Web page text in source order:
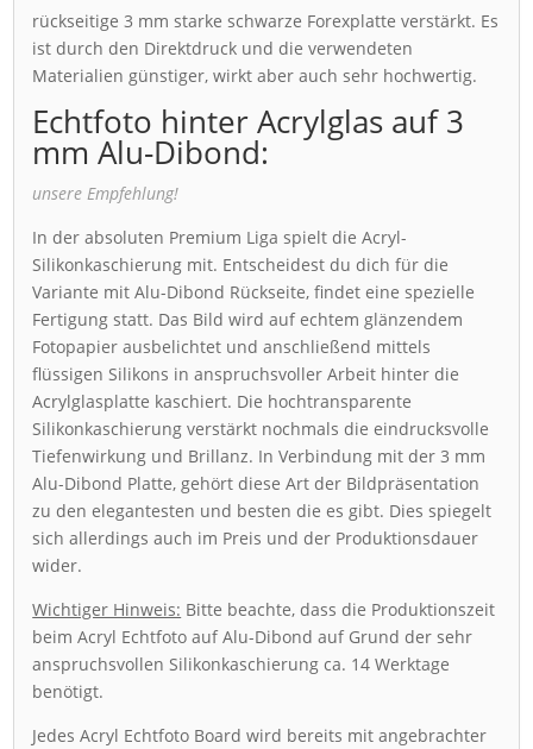
rückseitige 3 mm starke schwarze Forexplatte verstärkt. Es
ist durch den Direktdruck und die verwendeten
Materialien günstiger, wirkt aber auch sehr hochwertig.
Echtfoto hinter Acrylglas auf 3
mm Alu-Dibond:
unsere Empfehlung!
In der absoluten Premium Liga spielt die Acryl-
Silikonkaschierung mit. Entscheidest du dich für die
Variante mit Alu-Dibond Rückseite, findet eine spezielle
Fertigung statt. Das Bild wird auf echtem glänzendem
Fotopapier ausbelichtet und anschließend mittels
flüssigen Silikons in anspruchsvoller Arbeit hinter die
Acrylglasplatte kaschiert. Die hochtransparente
Silikonkaschierung verstärkt nochmals die eindrucksvolle
Tiefenwirkung und Brillanz. In Verbindung mit der 3 mm
Alu-Dibond Platte, gehört diese Art der Bildpräsentation
zu den elegantesten und besten die es gibt. Dies spiegelt
sich allerdings auch im Preis und der Produktionsdauer
wider.
Wichtiger Hinweis: Bitte beachte, dass die Produktionszeit
beim Acryl Echtfoto auf Alu-Dibond auf Grund der sehr
anspruchsvollen Silikonkaschierung ca. 14 Werktage
benötigt.
Jedes Acryl Echtfoto Board wird bereits mit angebrachter